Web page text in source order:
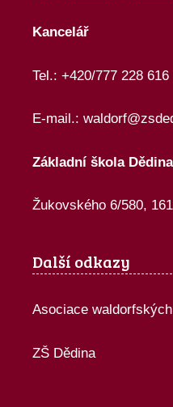
Kancelář
Tel.: +420/777 228 616
E-mail.:
Základní škola Dědina
Žukovského 6/580,
Další odkazy
Asociace
ZŠ Dědina